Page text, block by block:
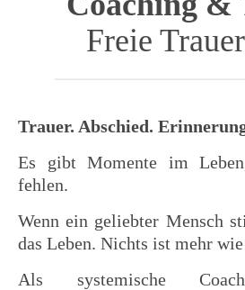
Freie
Trauer. Abschied.
Es gibt Momente im
fehlen.
Wenn ein geliebter Mensch
das Leben. Nichts ist mehr
Als systemische